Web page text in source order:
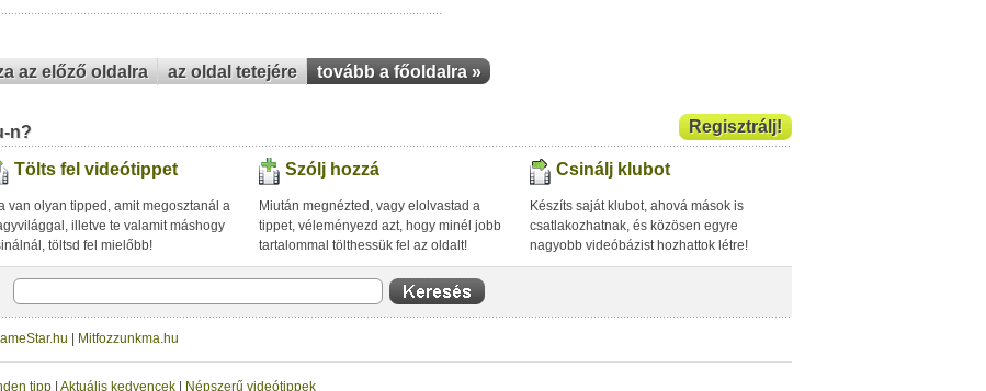
az előző oldalra az oldal tetejére tovább a főoldalra »
Regisztrálj!
n?
Tölts fel videótippet
van olyan tipped, amit megosztanál a
illetve te valamit máshogy
töltsd fel mielőbb!
Szólj hozzá
Miután megnézted, vagy elolvastad a
tippet, véleményezd azt, hogy minél jobb
tartalommal tölthessük fel az oldalt!
Csinálj klubot
Készíts saját klubot, ahová mások is
csatlakozhatnak, és közösen egyre
nagyobb videóbázist hozhattok létre!
Mitfozzunkma.hu
tipp Aktuális kedvencek Népszerű videótippek